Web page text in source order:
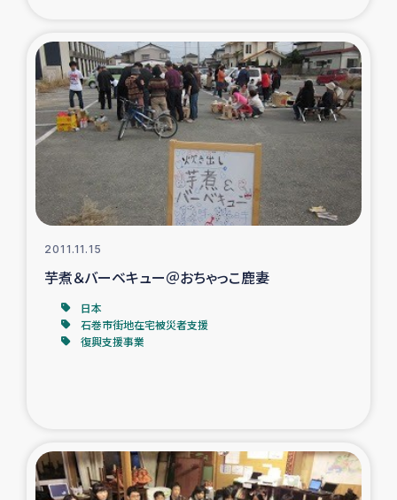
神原ゼミxパルシック
石巻市街地在宅被災者支援
復興応援隊の活動
仮設住宅生活支援・農業復興支援
漁業復興支援
インターン・ボランティア日誌
経済自立支援事業
ガザ地区における羊の畜産支援
2011.11.15
芋煮＆バーベキュー＠おちゃっこ鹿妻
日本
石巻市街地在宅被災者支援
復興支援事業